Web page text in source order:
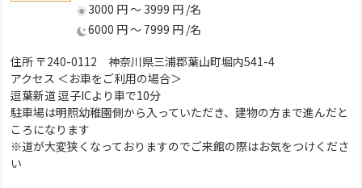
3000 円 ～ 3999 円 /名
6000 円 ～ 7999 円 /名
住所 〒240-0112 神奈川県三浦郡葉山町堀内541-4
アクセス ＜お車をご利用の場合＞
逗葉新道 逗子ICより車で10分
駐車場は明照幼稚園側から入っていただき、建物の方まで進んだと
ころになります
※道が大変狭くなっておりますのでご来館の際はお気をつけくださ
い